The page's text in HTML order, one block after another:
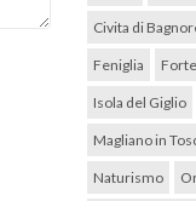
Civita di
Feniglia
Isola del Giglio
Magliano in
Naturismo